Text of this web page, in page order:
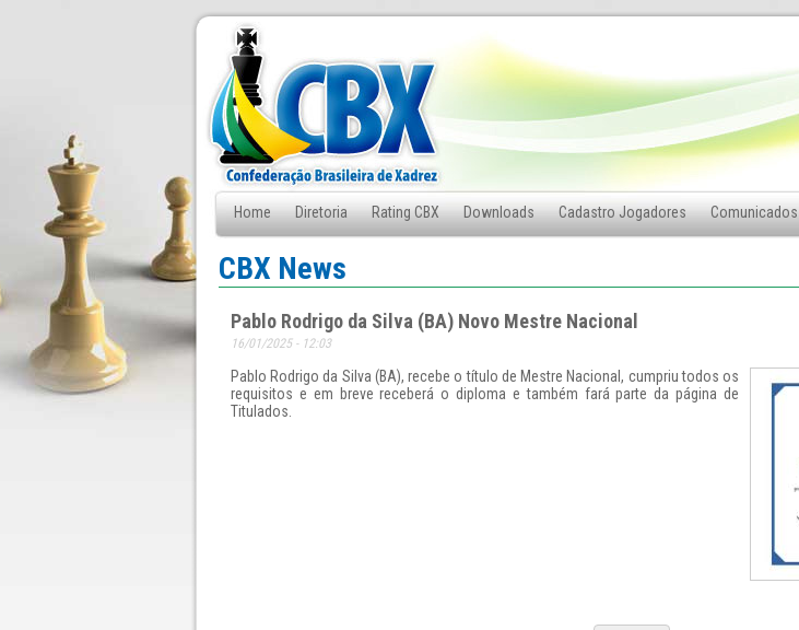
Home Diretoria Rating CBX Downloads Cadastro Jogadores Comunicados
Fale Conosco
CBX News
Pablo Rodrigo da Silva (BA) Novo Mestre Nacional
16/01/2025 - 12:03
Pablo Rodrigo da Silva (BA), recebe o título de Mestre Nacional, cumpriu todos os
requisitos e em breve receberá o diploma e também fará parte da página de
Titulados.